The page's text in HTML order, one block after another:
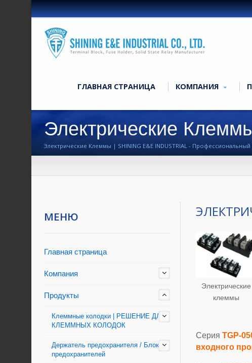
ГЛАВНАЯ СТРАНИЦА КОМПАНИЯ
Электрические
Электрические Клеммы | SHINING E&E INDUSTRIAL -
МЕНЮ
Главная страница
Компания
Продукты
Клеммные колодки | РЕШЕНИЕ ДЛЯ
КЛЕММНЫХ КОЛОДОК
Держатель предохранителя / Блок
предохранителей
Электрические
клеммы
Серия TGP-
входного